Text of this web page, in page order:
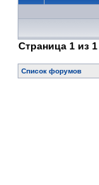
Страница 1 из 1
Список форумов